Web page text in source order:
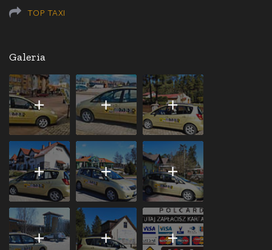
TOP TAXI
Galeria